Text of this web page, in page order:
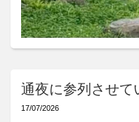
通夜に参列させて
17/07/2026